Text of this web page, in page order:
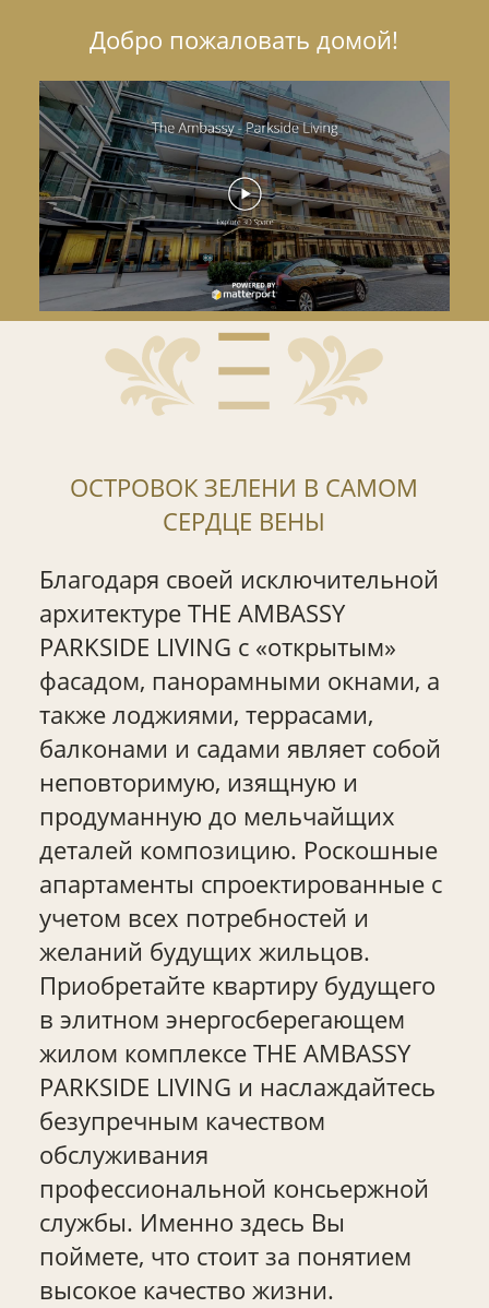
Добро пожаловать домой!
ОСТРОВОК ЗЕЛЕНИ В САМОМ
СЕРДЦЕ ВЕНЫ
Благодаря своей исключительной
архитектуре THE AMBASSY
PARKSIDE LIVING с «открытым»
фасадом, панорамными окнами, а
также лоджиями, террасами,
балконами и садами являет собой
неповторимую, изящную и
продуманную до мельчайщих
деталей композицию. Роскошные
апартаменты спроектированные с
учетом всех потребностей и
желаний будущих жильцов.
Приобретайте квартиру будущего
в элитном энергосберегающем
жилом комплексе THE AMBASSY
PARKSIDE LIVING и наслаждайтесь
безупречным качеством
обслуживания
профессиональной консьержной
службы. Именно здесь Вы
поймете, что стоит за понятием
высокое качество жизни.